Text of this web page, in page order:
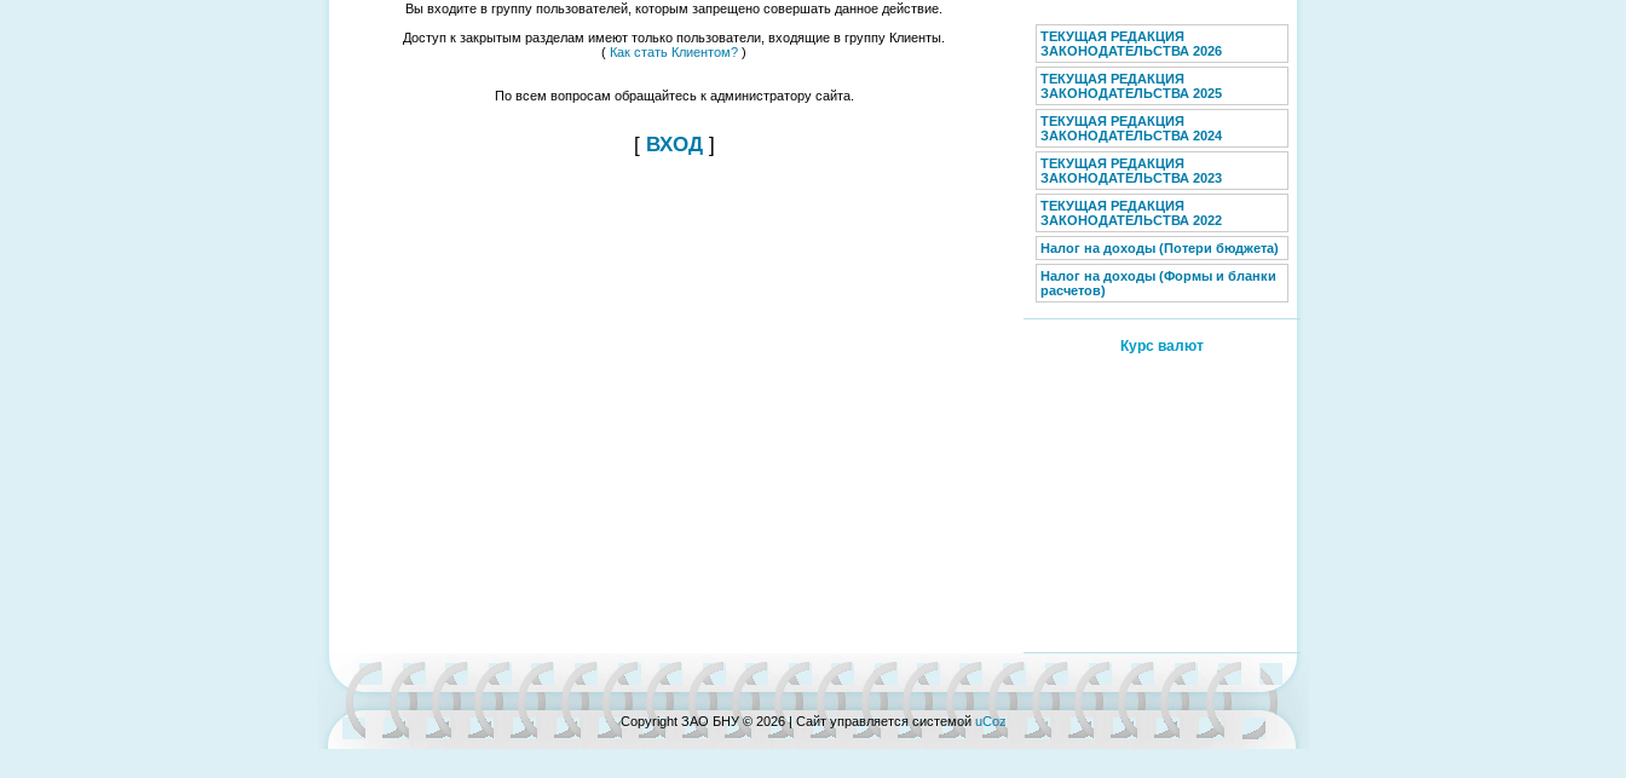
Вы входите в группу пользователей, которым запрещено совершать данное действие.
Доступ к закрытым разделам имеют только пользователи, входящие в группу Клиенты.
( Как стать Клиентом? )
По всем вопросам обращайтесь к администратору сайта.
[ ВХОД]
ТЕКУЩАЯ РЕДАКЦИЯ
ЗАКОНОДАТЕЛЬСТВА 2026
ТЕКУЩАЯ РЕДАКЦИЯ
ЗАКОНОДАТЕЛЬСТВА 2025
ТЕКУЩАЯ РЕДАКЦИЯ
ЗАКОНОДАТЕЛЬСТВА 2024
ТЕКУЩАЯ РЕДАКЦИЯ
ЗАКОНОДАТЕЛЬСТВА 2023
ТЕКУЩАЯ РЕДАКЦИЯ
ЗАКОНОДАТЕЛЬСТВА 2022
Налог на доходы (Потери бюджета)
Налог на доходы (Формы и бланки
расчетов)
Курс валют
Copyright ЗАО БНУ © 2026| Сайт управляется системой uCoz